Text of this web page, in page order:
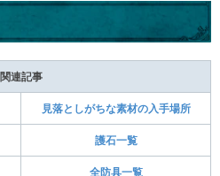
関連記事
見落としがちな素材の入手場所
護石一覧
全防具一覧